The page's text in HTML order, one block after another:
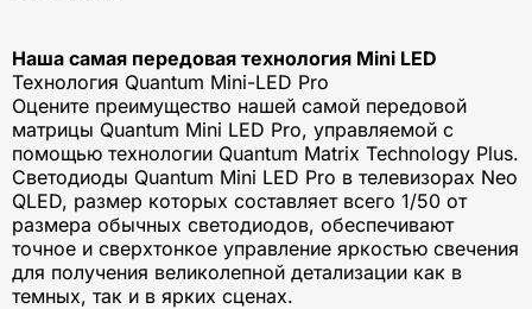
Наша самая передовая технология Mini LED
Технология Quantum Mini-LED Pro
Оцените преимущество нашей самой передовой
матрицы Quantum Mini LED Pro, управляемой с
помощью технологии Quantum Matrix Technology Plus.
Светодиоды Quantum Mini LED Pro в телевизорах Neo
QLED, размер которых составляет всего 1/50 от
размера обычных светодиодов, обеспечивают
точное и сверхтонкое управление яркостью свечения
для получения великолепной детализации как в
темных, так и в ярких сценах.